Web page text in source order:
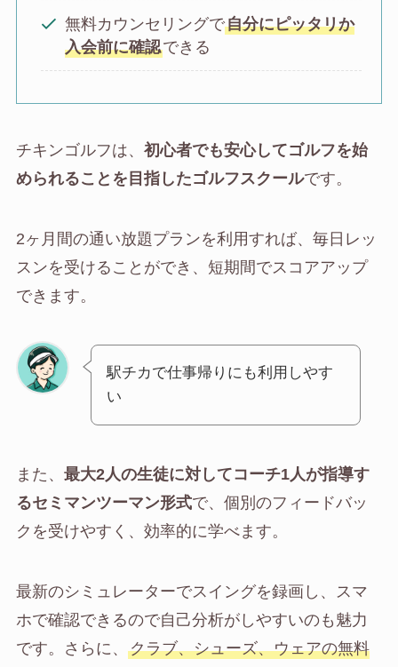
無料カウンセリングで自分にピッタリか
入会前に確認できる
チキンゴルフは、 初心者でも安心してゴルフを始
められることを目指したゴルフスクールです。
2ヶ月間の通い放題プランを利用すれば、毎日レッ
スンを受けることができ、短期間でスコアアップ
できます。
駅チカで仕事帰りにも利用しやす
い
また、 最大2人の生徒に対してコーチ1人が指導す
るセミマンツーマン形式で、個別のフィードバッ
クを受けやすく、効率的に学べます。
最新のシミュレーターでスイングを録画し、スマ
ホで確認できるので自己分析がしやすいのも魅力
です。さらに、 クラブ、シューズ、ウェアの無料